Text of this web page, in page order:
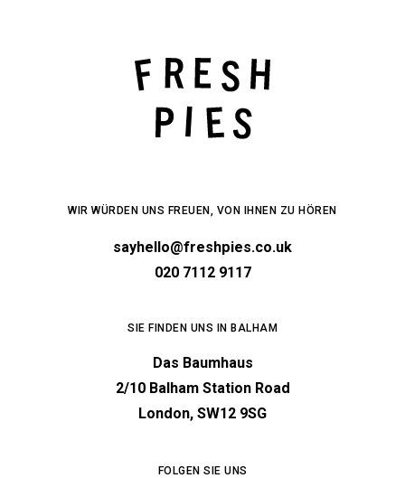
WIR WÜRDEN UNS FREUEN, VON IHNEN ZU HÖREN
sayhello@freshpies.co.uk
020 7112 9117
SIE FINDEN UNS IN BALHAM
Das Baumhaus
2/10 Balham Station Road
London, SW12 9SG
FOLGEN SIE UNS